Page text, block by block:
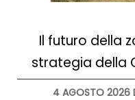
Il futuro della
strategia della
4 AGOSTO 2026